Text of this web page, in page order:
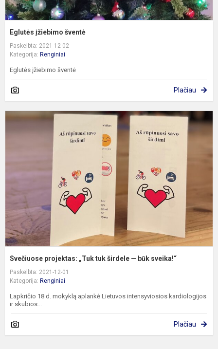
Eglutės įžiebimo šventė
Paskelbta: 2021-12-02
Kategorija: Renginiai
Eglutės įžiebimo šventė
Plačiau
Svečiuose projektas: „Tuk tuk širdele — būk sveika!“
Paskelbta: 2021-12-01
Kategorija: Renginiai
Lapkričio 18 d. mokyklą aplankė Lietuvos intensyviosios kardiologijos
ir skubios...
Plačiau